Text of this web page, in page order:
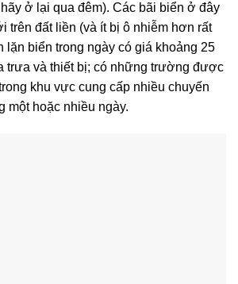
ở lại qua đêm). Các bãi biển ở đây
trên đất liền (và ít bị ô nhiễm hơn rất
lặn biển trong ngày có giá khoảng 25
trưa và thiết bị; có những trường được
khu vực cung cấp nhiều chuyến
một hoặc nhiều ngày.